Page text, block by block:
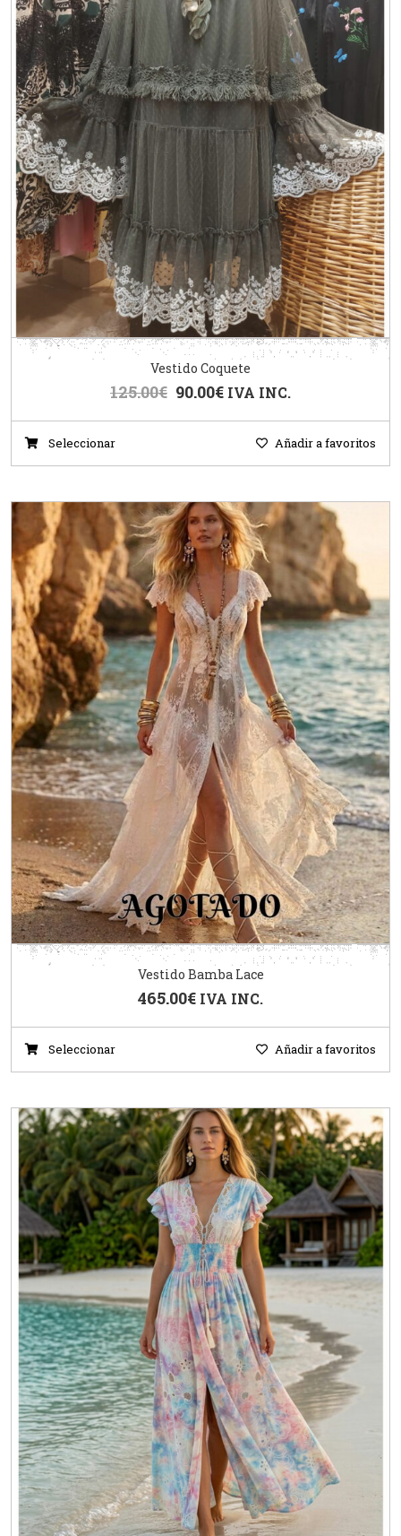
Vestido Coquete
125.00€ 90.00€ IVA INC.
Seleccionar Añadir a favoritos
Vestido Bamba Lace
465.00€ IVA INC.
Seleccionar Añadir a favoritos